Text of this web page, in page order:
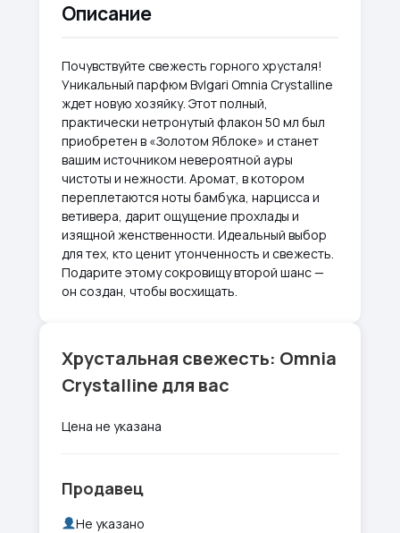
Описание
Почувствуйте свежесть горного хрусталя!
Уникальный парфюм Bvlgari Omnia Crystalline
ждет новую хозяйку. Этот полный,
практически нетронутый флакон 50 мл был
приобретен в «Золотом Яблоке» и станет
вашим источником невероятной ауры
чистоты и нежности. Аромат, в котором
переплетаются ноты бамбука, нарцисса и
ветивера, дарит ощущение прохлады и
изящной женственности. Идеальный выбор
для тех, кто ценит утонченность и свежесть.
Подарите этому сокровищу второй шанс —
он создан, чтобы восхищать.
Хрустальная свежесть: Omnia
Crystalline для вас
Цена не указана
Продавец
Не указано